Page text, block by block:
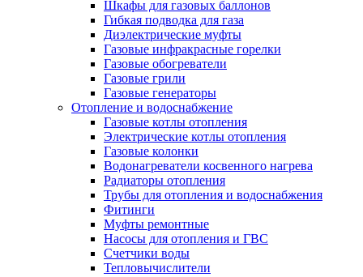
Шкафы для газовых баллонов
Гибкая подводка для газа
Диэлектрические муфты
Газовые инфракрасные горелки
Газовые обогреватели
Газовые грили
Газовые генераторы
Отопление и водоснабжение
Газовые котлы отопления
Электрические котлы отопления
Газовые колонки
Водонагреватели косвенного нагрева
Радиаторы отопления
Трубы для отопления и водоснабжения
Фитинги
Муфты ремонтные
Насосы для отопления и ГВС
Счетчики воды
Тепловычислители